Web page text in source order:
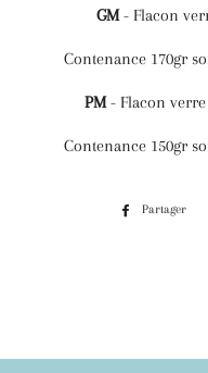
GM- Flacon
Contenance 170gr
PM- Flacon verre
Contenance 150gr
Partager